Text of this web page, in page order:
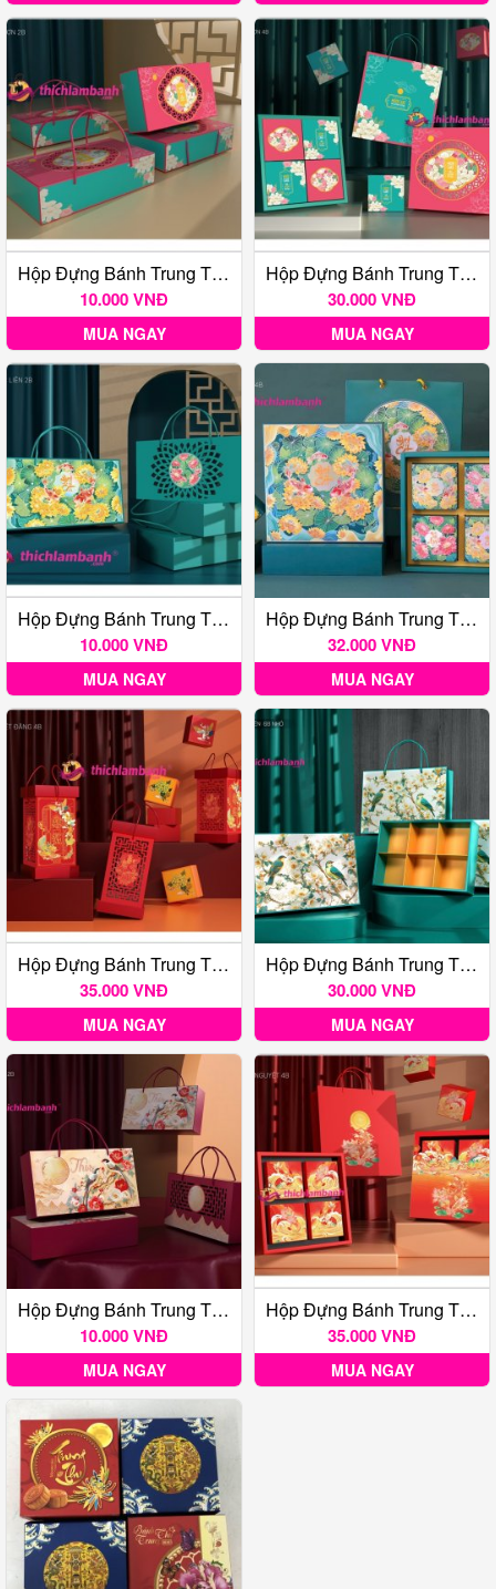
Hộp Đựng Bánh Trung Thu Mẫu Đơn 2B
10.000 VNĐ
MUA NGAY
Hộp Đựng Bánh Trung Thu Mẫu Đơn 4B
30.000 VNĐ
MUA NGAY
Hộp Đựng Bánh Trung Thu Ngọc Liên 2B
10.000 VNĐ
MUA NGAY
Hộp Đựng Bánh Trung Thu Ngọc Liên 4B
32.000 VNĐ
MUA NGAY
Hộp Đựng Bánh Trung Thu Nguyệt Đăng 4B
35.000 VNĐ
MUA NGAY
Hộp Đựng Bánh Trung Thu THANH QUYÊN 6B Nhỏ
30.000 VNĐ
MUA NGAY
Hộp Đựng Bánh Trung Thu Tước Hoa 2B
10.000 VNĐ
MUA NGAY
Hộp Đựng Bánh Trung Thu Vọng Nguyệt 4B
35.000 VNĐ
MUA NGAY